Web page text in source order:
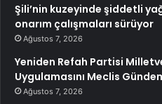
Şili’nin kuzeyinde şiddetli
onarım çalışmaları sürüyor
Ağustos 7, 2026
Yeniden Refah Partisi
Uygulamasını Meclis
Ağustos 7, 2026